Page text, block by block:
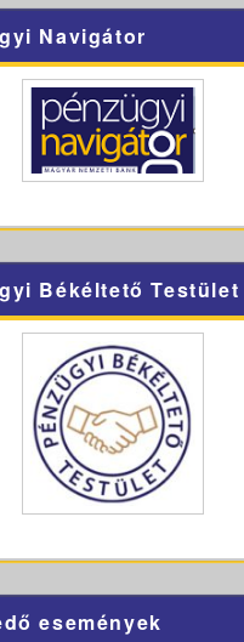
Navigátor
Békéltető Testület
események